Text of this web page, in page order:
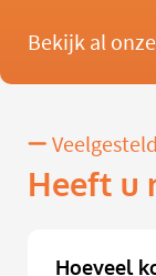
Bekijk al
Heeft u
Hoeveel